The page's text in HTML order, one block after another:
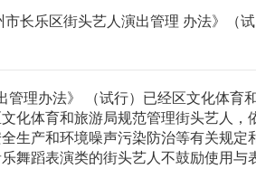
长乐区街头艺人演出管理 办法》（试
理办法》 （试行）已经区文化体育
化体育和旅游局规范管理街头艺人
生产和环境噪声污染防治等有关规
舞蹈表演类的街头艺人不鼓励使用